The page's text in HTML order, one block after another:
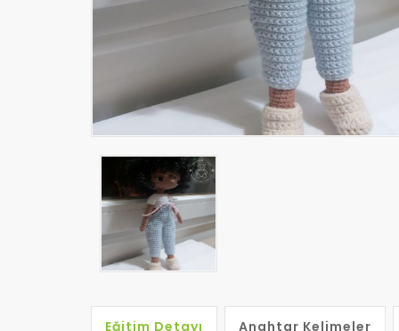
Eğitim Detayı Anahtar Kelimeler